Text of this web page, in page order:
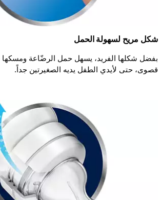
شكل مريح لسهولة الحمل
بفضل شكلها الفريد، يسهل حمل الرضّاعة ومسكها
قصوى، حتى لأيدي الطفل يديه الصغيرتين جداً.